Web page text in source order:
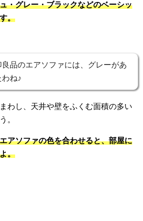
・グレー・ブラックなどのベーシッ
。
良品のエアソファには、グレーがあ
わね♪
わし、天井や壁をふくむ面積の多い
。
アソファの色を合わせると、部屋に
。